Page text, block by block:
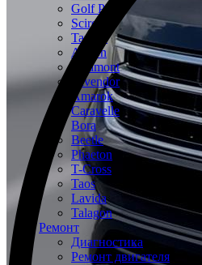
Golf Plus
Scirocco
Tayron
Arteon
Teramont
Tavendor
Amarok
Caravelle
Bora
Beetle
Phaeton
T-Cross
Taos
Lavida
Talagon
Ремонт
Диагностика
Ремонт двигателя